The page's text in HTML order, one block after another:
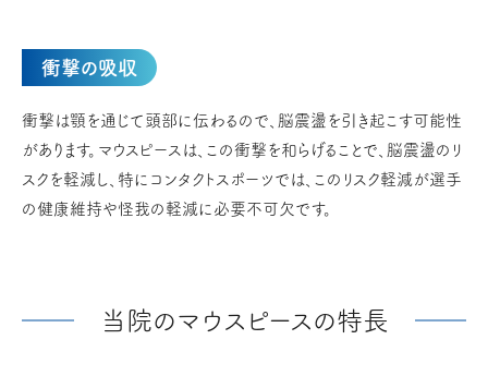
衝撃の吸収
衝撃は顎を通じて頭部に伝わるので、脳震盪を引き起こす可能性
があります。マウスピースは、この衝撃を和らげることで、脳震盪のリ
スクを軽減し、特にコンタクトスポーツでは、このリスク軽減が選手
の健康維持や怪我の軽減に必要不可欠です。
当院のマウスピースの特長